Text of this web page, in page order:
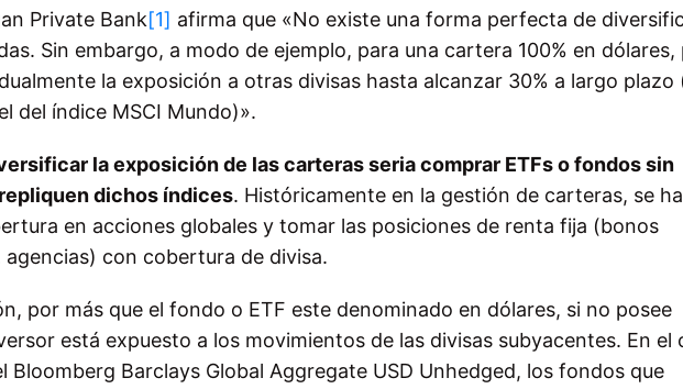
Private Bank[1] afirma que «No existe una forma perfecta de
Sin embargo, a modo de ejemplo, para una cartera 100% en dólares,
la exposición a otras divisas hasta alcanzar 30% a largo plazo
del índice MSCI Mundo)».
la exposición de las carteras seria comprar ETFs o fondos sin
dichos índices. Históricamente en la gestión de carteras, se ha
en acciones globales y tomar las posiciones de renta fija (bonos
con cobertura de divisa.
por más que el fondo o ETF este denominado en dólares, si no posee
está expuesto a los movimientos de las divisas subyacentes. En el
Bloomberg Barclays Global Aggregate USD Unhedged, los fondos que